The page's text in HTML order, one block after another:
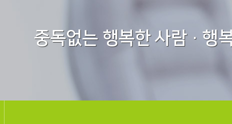
중독없는 행복한 사람 · 행